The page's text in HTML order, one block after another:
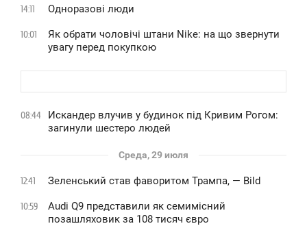
14:11 Одноразові люди
10:01
Як обрати чоловічі штани Nike: на що звернути
увагу перед покупкою
08:44
Искандер влучив у будинок під Кривим Рогом:
загинули шестеро людей
Среда, 29 июля
12:41 Зеленський став фаворитом Трампа, — Bild
10:59
Audi Q9 представили як семимісний
позашляховик за 108 тисяч євро